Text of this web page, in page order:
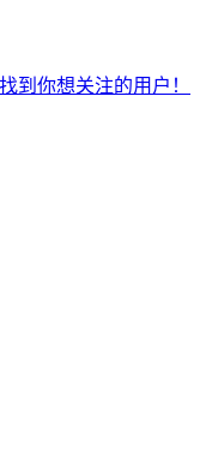
到你想关注的用户！